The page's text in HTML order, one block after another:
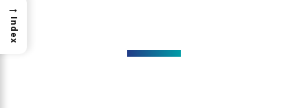
→
Index